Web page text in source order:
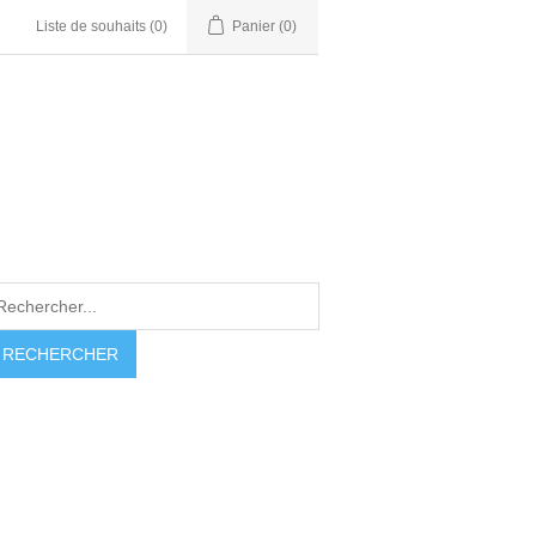
Liste de souhaits (0) Panier (0)
RECHERCHER